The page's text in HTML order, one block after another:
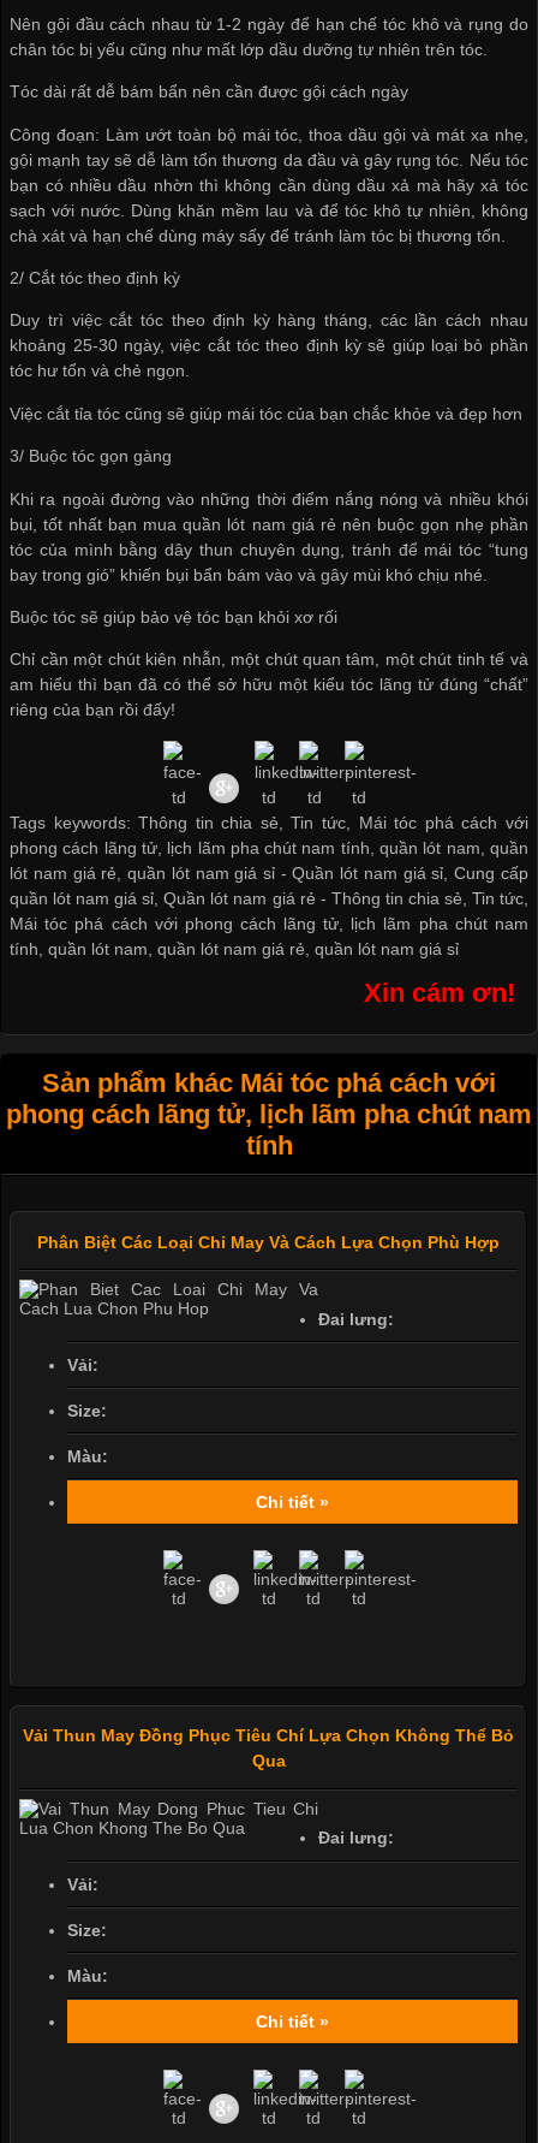
Nên gội đầu cách nhau từ 1-2 ngày để hạn chế tóc khô và rụng do
chân tóc bị yếu cũng như mất lớp dầu dưỡng tự nhiên trên tóc.
Tóc dài rất dễ bám bẩn nên cần được gội cách ngày
Công đoạn: Làm ướt toàn bộ mái tóc, thoa dầu gội và mát xa nhẹ,
gội mạnh tay sẽ dễ làm tổn thương da đầu và gây rụng tóc. Nếu tóc
bạn có nhiều dầu nhờn thì không cần dùng dầu xả mà hãy xả tóc
sạch với nước. Dùng khăn mềm lau và để tóc khô tự nhiên, không
chà xát và hạn chế dùng máy sấy để tránh làm tóc bị thương tổn.
2/ Cắt tóc theo định kỳ
Duy trì việc cắt tóc theo định kỳ hàng tháng, các lần cách nhau
khoảng 25-30 ngày, việc cắt tóc theo định kỳ sẽ giúp loại bỏ phần
tóc hư tổn và chẻ ngọn.
Việc cắt tỉa tóc cũng sẽ giúp mái tóc của bạn chắc khỏe và đẹp hơn
3/ Buộc tóc gọn gàng
Khi ra ngoài đường vào những thời điểm nắng nóng và nhiều khói
bụi, tốt nhất bạn mua quần lót nam giá rẻ nên buộc gọn nhẹ phần
tóc của mình bằng dây thun chuyên dụng, tránh để mái tóc “tung
bay trong gió” khiến bụi bẩn bám vào và gây mùi khó chịu nhé.
Buộc tóc sẽ giúp bảo vệ tóc bạn khỏi xơ rối
Chỉ cần một chút kiên nhẫn, một chút quan tâm, một chút tinh tế và
am hiểu thì bạn đã có thể sở hữu một kiểu tóc lãng tử đúng “chất”
riêng của bạn rồi đấy!
Tags keywords: Thông tin chia sẻ, Tin tức, Mái tóc phá cách với
phong cách lãng tử, lịch lãm pha chút nam tính, quần lót nam, quần
lót nam giá rẻ, quần lót nam giá sỉ -Quần lót nam giá sỉ ,Cung cấp
quần lót nam giá sỉ ,Quần lót nam giá rẻ - Thông tin chia sẻ Tin tức,
Mái tóc phá cách với phong cách lãng tử
lịch lãm pha chút nam
tính ,quần lót nam ,quần lót nam giá rẻ ,quần lót nam giá sỉ
Xin cám ơn!
Sản phẩm khác Mái tóc phá cách với
phong cách lãng tử, lịch lãm pha chút nam
tính
Phân Biệt Các Loại Chỉ May Và Cách Lựa Chọn Phù Hợp
Đai lưng:
Vải:
Size:
Màu:
Chi tiết »
Vải Thun May Đồng Phục Tiêu Chí Lựa Chọn Không Thể Bỏ
Qua
Đai lưng:
Vải:
Size:
Màu:
Chi tiết »